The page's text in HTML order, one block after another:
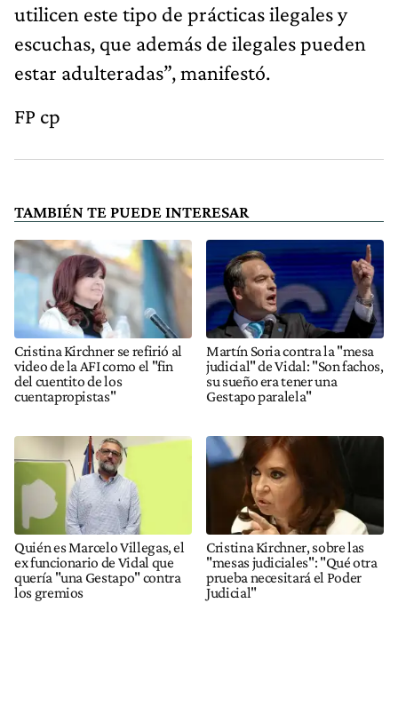
utilicen este tipo de prácticas ilegales y
escuchas, que además de ilegales pueden
estar adulteradas”, manifestó.
FP cp
TAMBIÉN TE PUEDE INTERESAR
Cristina Kirchner se refirió al
video de la AFI como el "fin
del cuentito de los
cuentapropistas"
Martín Soria contra la "mesa
judicial" de Vidal: "Son fachos,
su sueño era tener una
Gestapo paralela"
Quién es Marcelo Villegas, el
ex funcionario de Vidal que
quería "una Gestapo" contra
los gremios
Cristina Kirchner, sobre las
"mesas judiciales": "Qué otra
prueba necesitará el Poder
Judicial"